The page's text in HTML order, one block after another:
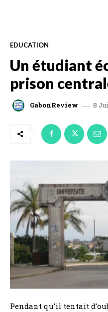
EDUCATION
Un étudiant
prison
GabonReview 8
Pendant qu’il tentait